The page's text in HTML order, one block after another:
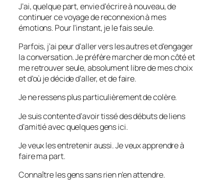
J’ai, quelque part, envie d’écrire à nouveau, de
continuer ce voyage de reconnexion à mes
émotions. Pour l’instant, je le fais seule.
Parfois, j’ai peur d’aller vers les autres et d’engager
la conversation. Je préfère marcher de mon côté et
me retrouver seule, absolument libre de mes choix
et d’où je décide d’aller, et de faire.
Je ne ressens plus particulièrement de colère.
Je suis contente d’avoir tissé des débuts de liens
d’amitié avec quelques gens ici.
Je veux les entretenir aussi. Je veux apprendre à
faire ma part.
Connaître les gens sans rien n’en attendre.